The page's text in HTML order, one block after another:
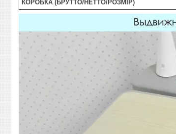
КОРОБКА (БРУТТО/НЕТТО/РОЗМІР)